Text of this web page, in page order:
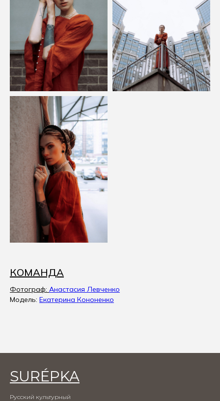
КОМАНДА
Фотограф: Анастасия Левченко
Модель: Екатерина Кононенко
SURÉPKA
Русский культурный